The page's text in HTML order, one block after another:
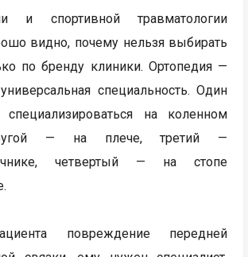
и спортивной травматологии
видно, почему нельзя выбирать
по бренду клиники. Ортопедия —
специальность. Один
на коленном
— на плече, третий —
четвертый — на стопе
повреждение передней